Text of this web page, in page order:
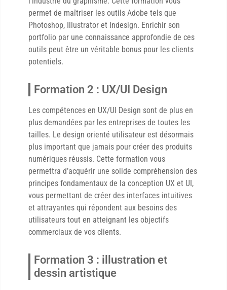
permet de maîtriser les outils Adobe tels que
Photoshop, Illustrator et Indesign. Enrichir son
portfolio par une connaissance approfondie de ces
outils peut être un véritable bonus pour les clients
potentiels.
Formation 2 : UX/UI Design
Les compétences en UX/UI Design sont de plus en
plus demandées par les entreprises de toutes les
tailles. Le design orienté utilisateur est désormais
plus important que jamais pour créer des produits
numériques réussis. Cette formation vous
permettra d’acquérir une solide compréhension des
principes fondamentaux de la conception UX et UI,
vous permettant de créer des interfaces intuitives
et attrayantes qui répondent aux besoins des
utilisateurs tout en atteignant les objectifs
commerciaux de vos clients.
Formation 3 : illustration et
dessin artistique